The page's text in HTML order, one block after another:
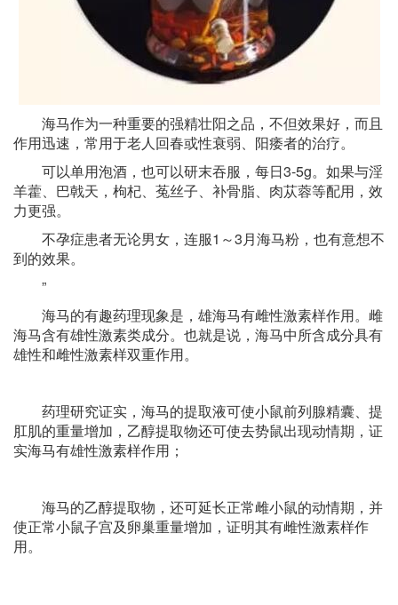
海马作为一种重要的强精壮阳之品，不但效果好，而且
作用迅速，常用于老人回春或性衰弱、阳痿者的治疗。
可以单用泡酒，也可以研末吞服，每日3-5g。如果与淫
羊藿、巴戟天，枸杞、菟丝子、补骨脂、肉苁蓉等配用，效
力更强。
不孕症患者无论男女，连服1～3月海马粉，也有意想不
到的效果。
”
海马的有趣药理现象是，雄海马有雌性激素样作用。雌
海马含有雄性激素类成分。也就是说，海马中所含成分具有
雄性和雌性激素样双重作用。
药理研究证实，海马的提取液可使小鼠前列腺精囊、提
肛肌的重量增加，乙醇提取物还可使去势鼠出现动情期，证
实海马有雄性激素样作用；
海马的乙醇提取物，还可延长正常雌小鼠的动情期，并
使正常小鼠子宫及卵巢重量增加，证明其有雌性激素样作
用。